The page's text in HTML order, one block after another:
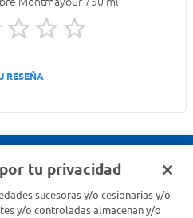
RESEÑA
tu privacidad
sucesoras y/o cesionarias y/o
y/o controladas almacenan y/o